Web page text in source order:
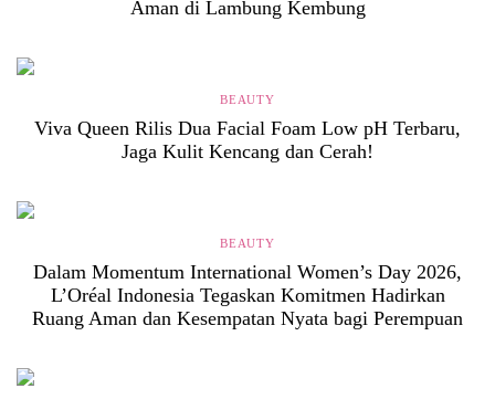
Aman di Lambung Kembung
BEAUTY
Viva Queen Rilis Dua Facial Foam Low pH Terbaru,
Jaga Kulit Kencang dan Cerah!
BEAUTY
Dalam Momentum International Women’s Day 2026,
L’Oréal Indonesia Tegaskan Komitmen Hadirkan
Ruang Aman dan Kesempatan Nyata bagi Perempuan